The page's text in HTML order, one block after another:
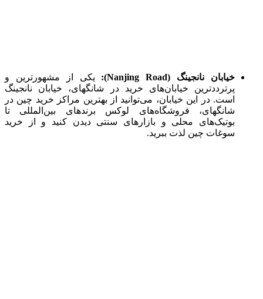
خیابان نانجینگ (Nanjing Road):
یکی از مشهورترین و
پرترددترین خیابان‌های خرید در شانگهای، خیابان نانجینگ
است. در این خیابان، می‌توانید از بهترین مراکز خرید چین در
شانگهای، فروشگاه‌های لوکس برندهای بین‌المللی تا
بوتیک‌های محلی و بازارهای سنتی دیدن کنید و از خرید
سوغات چین لذت ببرید.